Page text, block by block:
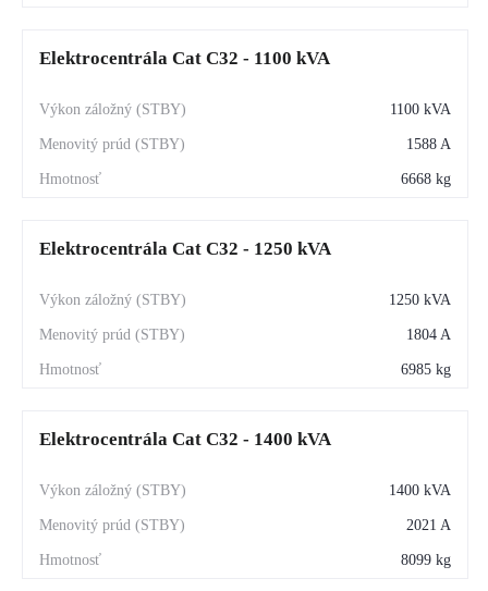
Elektrocentrála Cat C32 - 1100 kVA
1100 kVA
1588 A
6668 kg
Elektrocentrála Cat C32 - 1250 kVA
1250 kVA
1804 A
6985 kg
Elektrocentrála Cat C32 - 1400 kVA
1400 kVA
2021 A
8099 kg